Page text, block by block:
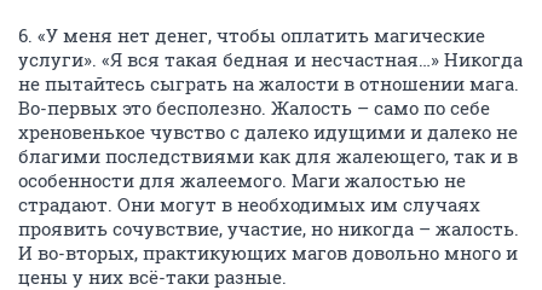
6. «У меня нет денег, чтобы оплатить магические
услуги». «Я вся такая бедная и несчастная…» Никогда
не пытайтесь сыграть на жалости в отношении мага.
Во-первых это бесполезно. Жалость – само по себе
хреновенькое чувство с далеко идущими и далеко не
благими последствиями как для жалеющего, так и в
особенности для жалеемого. Маги жалостью не
страдают. Они могут в необходимых им случаях
проявить сочувствие, участие, но никогда – жалость.
И во-вторых, практикующих магов довольно много и
цены у них всё-таки разные.